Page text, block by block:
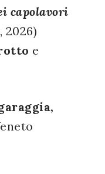
capolavori
2026)
e